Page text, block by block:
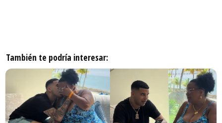
También te podría interesar: